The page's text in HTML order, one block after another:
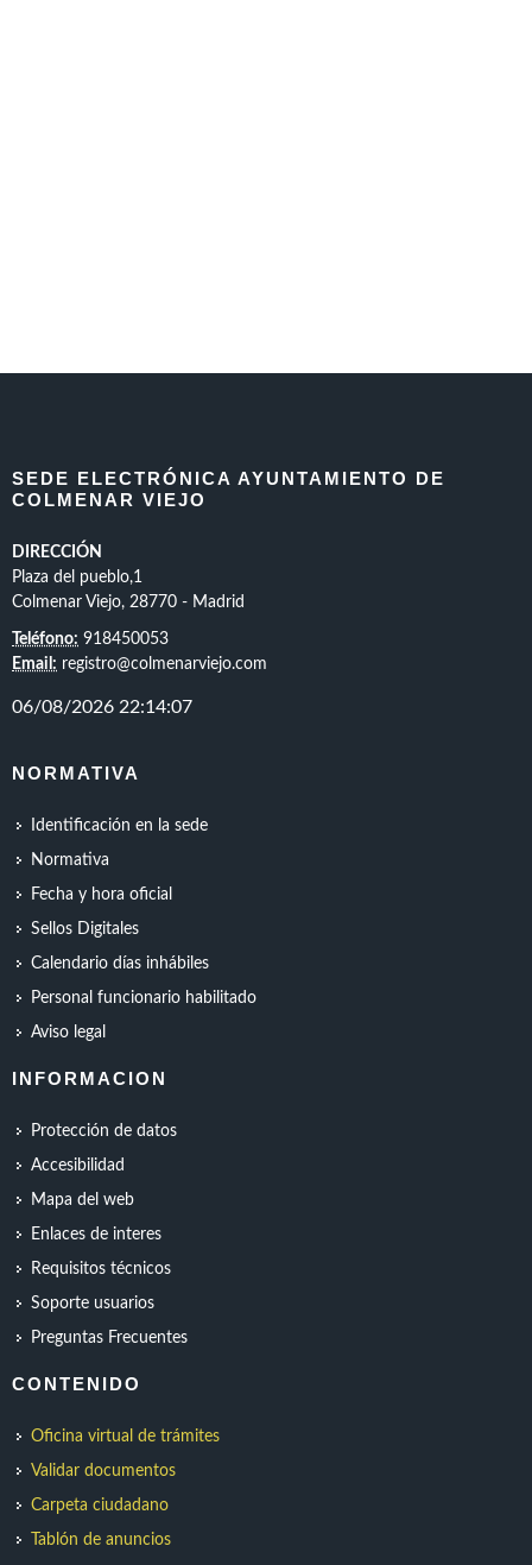
SEDE ELECTRÓNICA AYUNTAMIENTO DE
COLMENAR VIEJO
DIRECCIÓN
Plaza del pueblo,1
Colmenar Viejo, 28770 - Madrid
Teléfono: 918450053
Email: registro@colmenarviejo.com
NORMATIVA
Identificación en la sede
Normativa
Fecha y hora oficial
Sellos Digitales
Calendario días inhábiles
Personal funcionario habilitado
Aviso legal
INFORMACION
Protección de datos
Accesibilidad
Mapa del web
Enlaces de interes
Requisitos técnicos
Soporte usuarios
Preguntas Frecuentes
CONTENIDO
Oficina virtual de trámites
Validar documentos
Carpeta ciudadano
Tablón de anuncios